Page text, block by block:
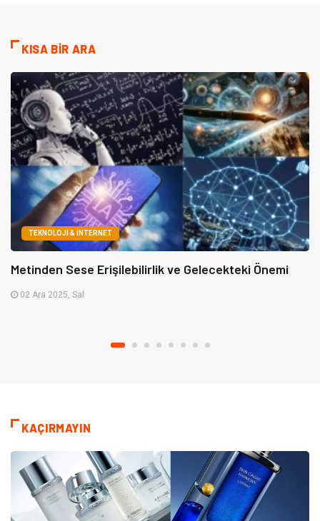
KISA BİR ARA
TEKNOLOJI & İNTERNET
Metinden Sese Erişilebilirlik ve Gelecekteki Önemi
02 Ara 2025, Sal
KAÇIRMAYIN